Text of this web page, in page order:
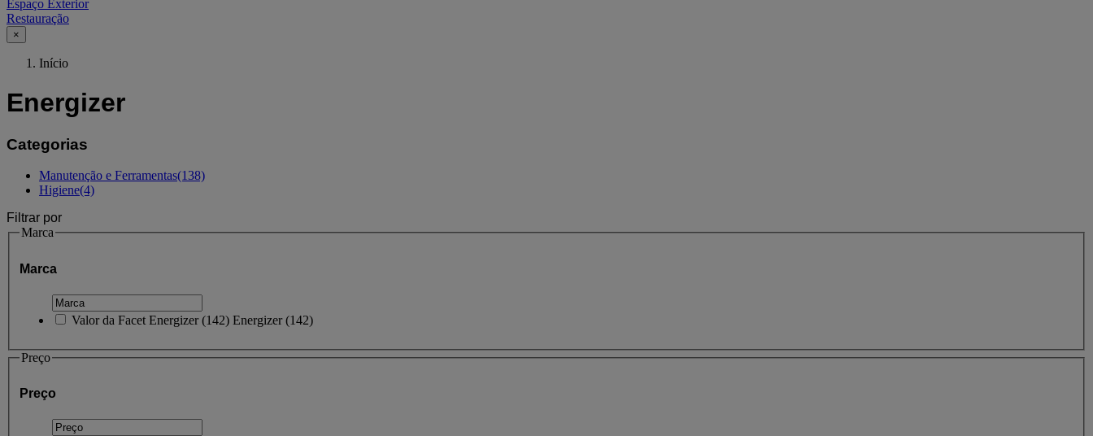
Espaço Exterior
Restauração
×
Início
Energizer
Categorias
Manutenção e Ferramentas(138)
Higiene(4)
Filtrar por
Marca
Marca
Valor da Facet Energizer(142) Energizer(142)
Preço
Preço